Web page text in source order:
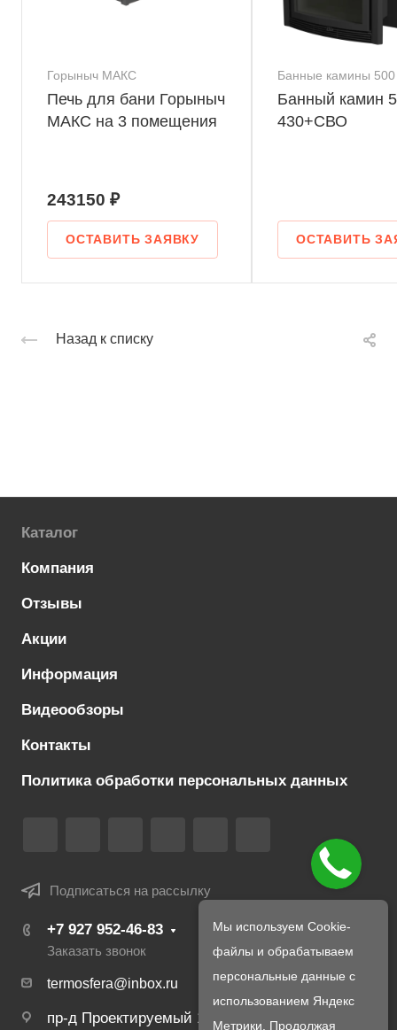
Горыныч МАКС
Печь для бани Горыныч
МАКС на 3 помещения
243150 ₽
ОСТАВИТЬ ЗАЯВКУ
Банные камины 500
Банный камин
430+СВО
ОСТАВИТЬ
Назад к списку
Каталог
Компания
Отзывы
Акции
Информация
Видеообзоры
Контакты
Политика обработки персональных данных
Подписаться на рассылку
+7 927 952-46-83
Заказать звонок
termosfera@inbox.ru
пр-д Проектируемый 1980-й, д. 4
Мы используем Cookie-
файлы и обрабатываем
персональные данные с
использованием Яндекс
Метрики. Продолжая